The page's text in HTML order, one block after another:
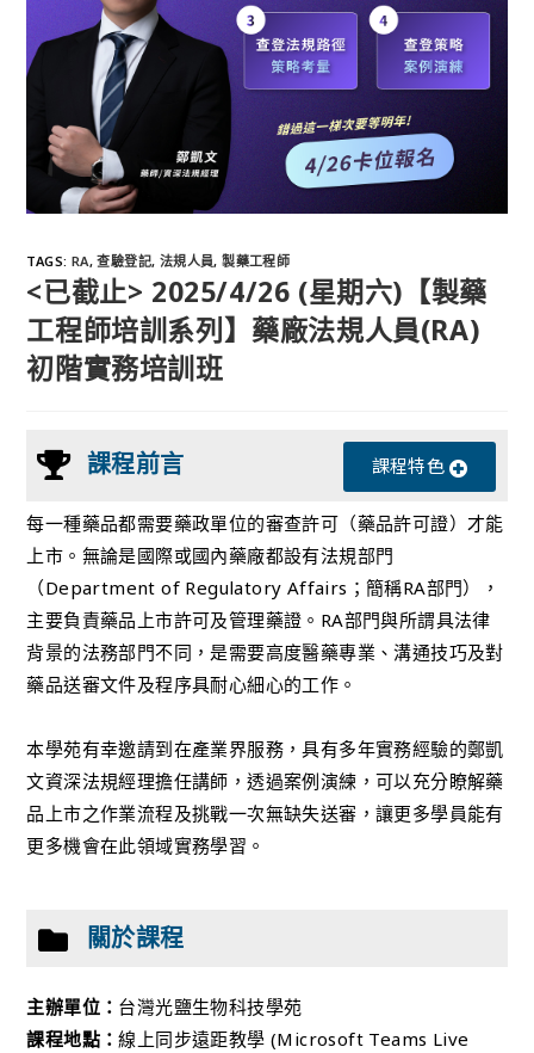
TAGS: RA, 查驗登記, 法規人員, 製藥工程師
<已截止> 2025/4/26 (星期六)【製藥
工程師培訓系列】藥廠法規人員(RA)
初階實務培訓班
課程前言 課程特色
每一種藥品都需要藥政單位的審查許可（藥品許可證）才能
上市。無論是國際或國內藥廠都設有法規部門
（Department of Regulatory Affairs；簡稱RA部門），
主要負責藥品上市許可及管理藥證。RA部門與所謂具法律
背景的法務部門不同，是需要高度醫藥專業、溝通技巧及對
藥品送審文件及程序具耐心細心的工作。
本學苑有幸邀請到在產業界服務，具有多年實務經驗的鄭凱
文資深法規經理擔任講師，透過案例演練，可以充分瞭解藥
品上市之作業流程及挑戰一次無缺失送審，讓更多學員能有
更多機會在此領域實務學習。
關於課程
主辦單位： 台灣光鹽生物科技學苑
課程地點：線上同步遠距教學 (Microsoft Teams Live